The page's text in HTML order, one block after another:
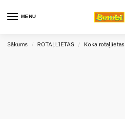
MENU
Sākums / ROTAĻLIETAS / Koka rotaļlietas